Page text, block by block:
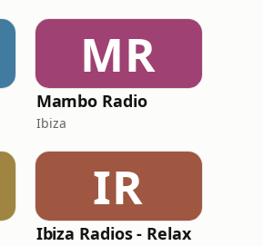
MR
Mambo Radio
Ibiza
IR
Ibiza Radios - Relax